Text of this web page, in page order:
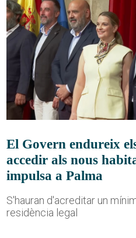
El Govern endureix
accedir als nous
impulsa a Palma
S'hauran d'acreditar un
residència legal